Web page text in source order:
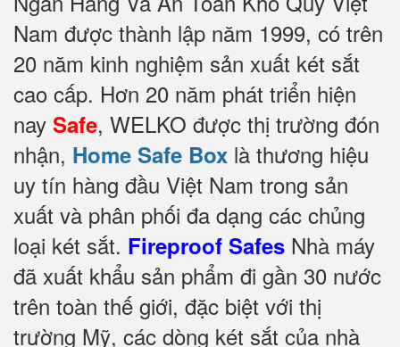
Nam được thành lập năm 1999, có trên
20 năm kinh nghiệm sản xuất két sắt
cao cấp. Hơn 20 năm phát triển hiện
nay Safe, WELKO được thị trường đón
nhận, Home Safe Box là thương hiệu
uy tín hàng đầu Việt Nam trong sản
xuất và phân phối đa dạng các chủng
loại két sắt. Fireproof Safes Nhà máy
đã xuất khẩu sản phẩm đi gần 30 nước
trên toàn thế giới, đặc biệt với thị
trường Mỹ, các dòng két sắt của nhà